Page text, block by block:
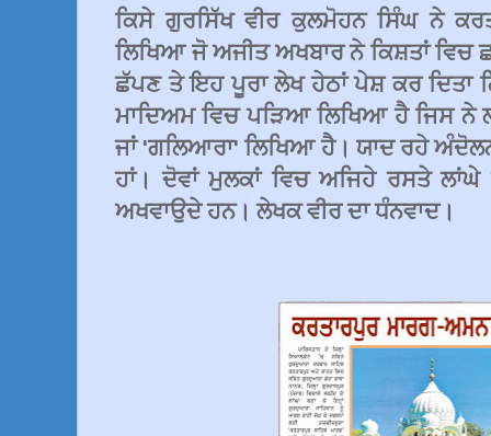
ਕਿਸੇ ਗੁਰਸਿੱਖ ਵੀਰ ਕੁਲਮੋਹਨ ਸਿੰਘ ਨੇ
ਲਿਖਿਆ ਜੋ ਅਜੀਤ ਅਖਬਾਰ ਨੇ ਕਿਸ਼ਤਾਂ
ਛੱਪਣ ਤੇ ਇਹ ਪੂਰਾ ਲੇਖ ਹੇਠਾਂ ਪੇਸ਼ ਕਰ ਦਿਤਾ
ਮਾਦਿਅਮ ਵਿਚ ਪੜਿਆ ਲਿਖਿਆ ਹੈ ਜਿਸ ਨੇ
ਜਾਂ 'ਗਲਿਆਰਾ' ਲਿਖਿਆ ਹੈ। ਯਾਦ ਰਹੇ
ਹਾਂ। ਦੋਵਾਂ ਮੁਲਕਾਂ ਵਿਚ ਅਜਿਹੇ ਰਸਤੇ ਲਾਂਘੇ
ਅਖਵਾਉਦੇ ਹਨ। ਲੇਖਕ ਵੀਰ ਦਾ ਧੰਨਵਾਦ।